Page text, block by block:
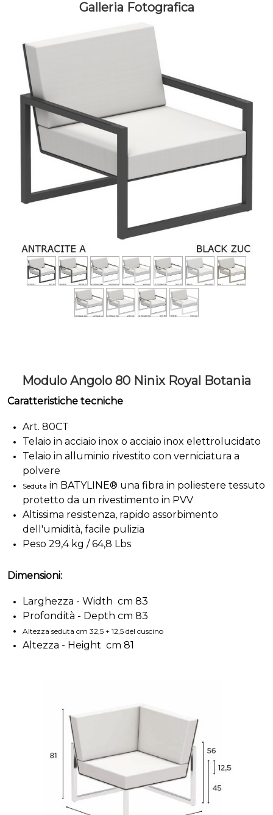
Galleria Fotografica
Modulo Angolo 80 Ninix Royal Botania
Caratteristiche tecniche
Art. 80CT
Telaio in acciaio inox o acciaio inox elettrolucidato
Telaio in alluminio rivestito con verniciatura a
polvere
Seduta in BATYLINE® una fibra in poliestere tessuto
protetto da un rivestimento in PVV
Altissima resistenza, rapido assorbimento
dell'umidità, facile pulizia
Peso 29,4 kg / 64,8 Lbs
Dimensioni:
Larghezza - Width cm 83
Profondità - Depth cm 83
Altezza seduta cm 32,5 + 12,5 del cuscino
Altezza - Height cm 81